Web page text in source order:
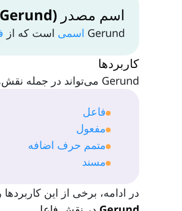
اسم مصدر (Gerund) چیست؟
Gerund اسمی است که از
کاربردها
Gerund می‌تواند در جمله نقش‌های مختلفی داشته باشد. برخی از مهم‌ترین کاربردهای آن عبارت‌اند از:
فاعل
مفعول
متمم حرف اضافه
مسند
در ادامه، برخی از این